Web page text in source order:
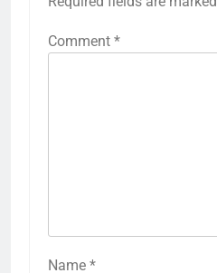
Comment *
Name *